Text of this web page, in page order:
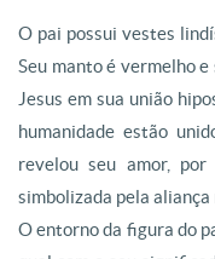
O pai possui vestes
Seu manto é vermelho
Jesus em sua união
humanidade estão
revelou seu amor,
simbolizada pela aliança
O entorno da figura do